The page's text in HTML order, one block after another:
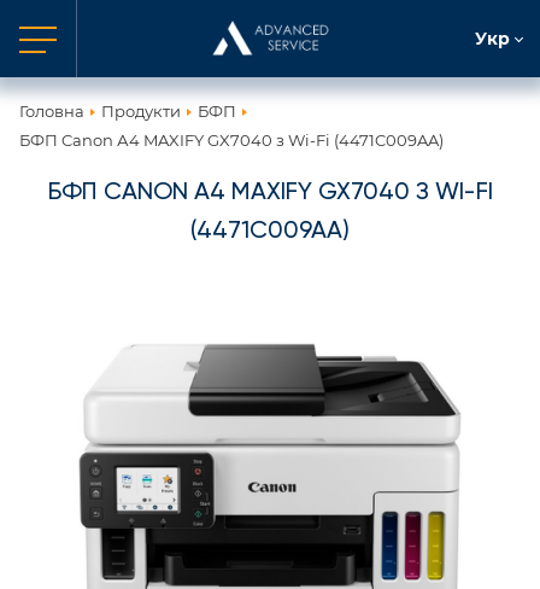
Укр
Головна Продукти
БФП
БФП Canon А4 MAXIFY GX7040 з Wi-Fi (4471C009AA)
БФП CANON А4 MAXIFY GX7040 З WI-FI
(4471C009AA)